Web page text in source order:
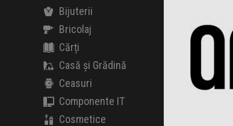
Bijuterii
Bricolaj
Cărți
Casă și Grădină
Ceasuri
Componente IT
Cosmetice